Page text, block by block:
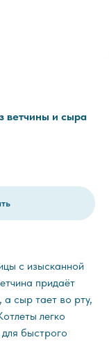
ветчины и сыра
с изысканной
придаёт
а сыр тает во рту,
легко
быстрого